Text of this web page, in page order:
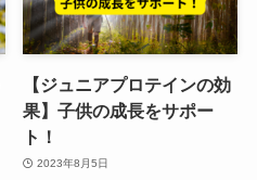
【ジュニアプロテインの効
果】子供の成長をサポー
ト！
2023年8月5日